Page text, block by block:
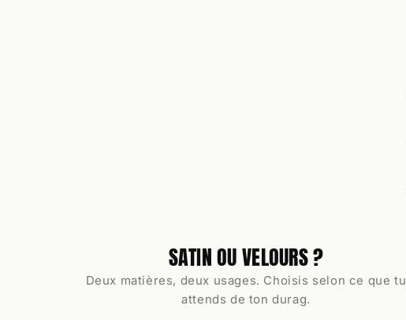
SATIN OU VELOURS ?
Deux matières, deux usages. Choisis selon ce que tu
attends de ton durag.